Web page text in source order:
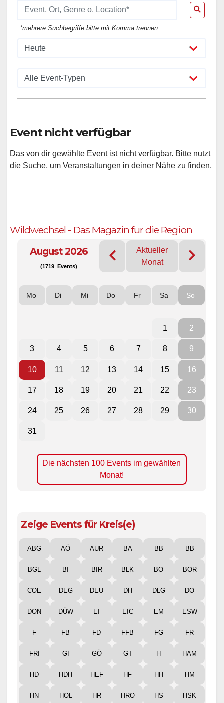
*mehrere Suchbegriffe bitte mit Komma trennen
Event nicht verfügbar
Das von dir gewählte Event ist nicht verfügbar. Bitte nutzt
die Suche, um Veranstaltungen in deiner Nähe zu finden.
Wildwechsel - Das Magazin für die Region
August 2026
(1719 Events)
Aktueller
Monat
Mo Di Mi Do Fr Sa So
1 2
3 4 5 6 7 8 9
10 11 12 13 14 15 16
17 18 19 20 21 22 23
24 25 26 27 28 29 30
31
Die nächsten 100 Events im gewählten
Monat!
Zeige Events für Kreis(e)
ABG AÖ AUR BA BB BB
BGL BI BIR BLK BO BOR
COE DEG DEU DH DLG DO
DON DÜW EI EIC EM ESW
F FB FD FFB FG FR
FRI GI GÖ GT H HAM
HD HDH HEF HF HH HM
HN HOL HR HRO HS HSK